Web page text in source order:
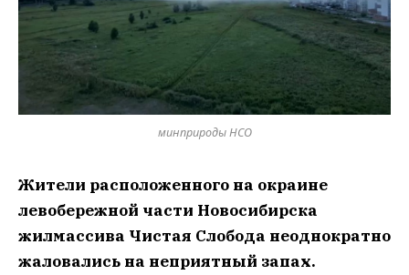
минприроды НСО
Жители расположенного на окраине
левобережной части Новосибирска
жилмассива Чистая Слобода неоднократно
жаловались на неприятный запах.